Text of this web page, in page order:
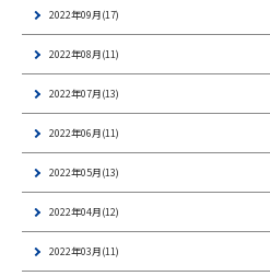
2022年09月(17)
2022年08月(11)
2022年07月(13)
2022年06月(11)
2022年05月(13)
2022年04月(12)
2022年03月(11)